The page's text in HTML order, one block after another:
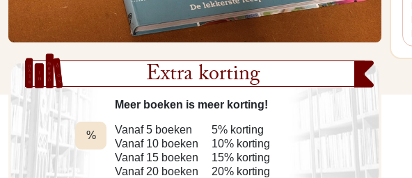
Extra korting
%
Meer boeken is meer korting!
Vanaf 5 boeken
Vanaf 10 boeken
Vanaf 15 boeken
Vanaf 20 boeken
5% korting
10% korting
15% korting
20% korting